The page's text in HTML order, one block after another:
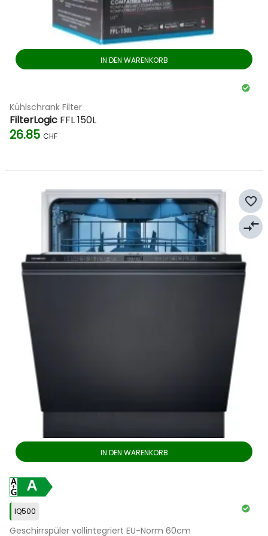
IN DEN WARENKORB
Kühlschrank Filter
FilterLogic FFL 150L
26.85 CHF
IN DEN WARENKORB
A
IQ500
Geschirrspüler vollintegriert EU-Norm 60cm
favorite_border
compare_arrows